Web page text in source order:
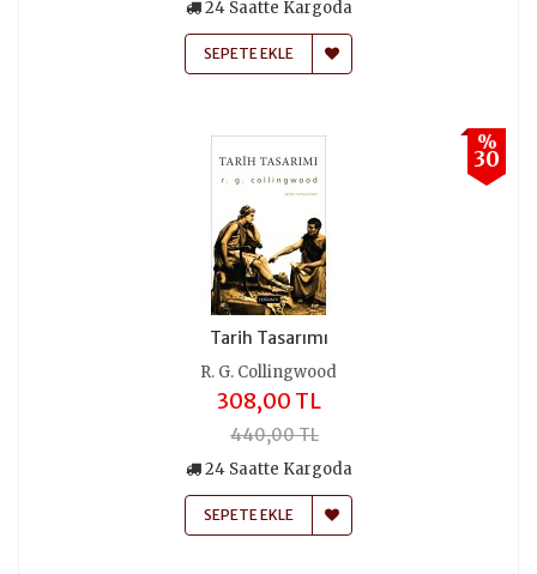
24 Saatte Kargoda
SEPETE EKLE
%
30
Tarih Tasarımı
R. G. Collingwood
308,00 TL
440,00 TL
24 Saatte Kargoda
SEPETE EKLE